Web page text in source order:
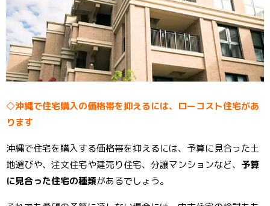
◇沖縄で住宅購入の価格帯を抑えるには、ローコスト住宅があ
ります
沖縄で住宅を購入する価格帯を抑えるには、予算に見合った土
地選びや、注文住宅や建売り住宅、分譲マンションなど、 予算
に見合った住宅の種類があるでしょう。